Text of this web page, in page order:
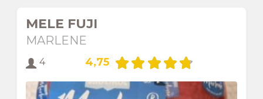
MELE FUJI
MARLENE
4 4,75